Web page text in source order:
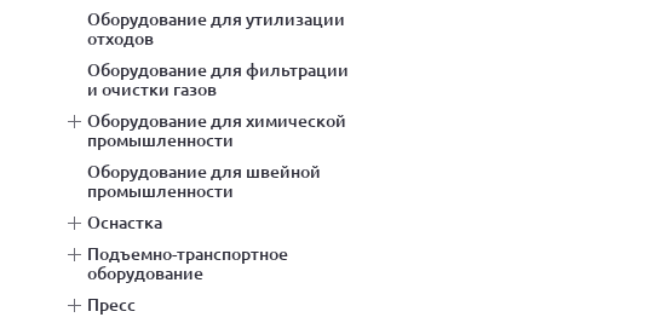
оборудование для утилизации
отходов
оборудование для фильтрации
и очистки газов
оборудование для химической
промышленности
оборудование для швейной
промышленности
оснастка
подъемно-транспортное
оборудование
пресс